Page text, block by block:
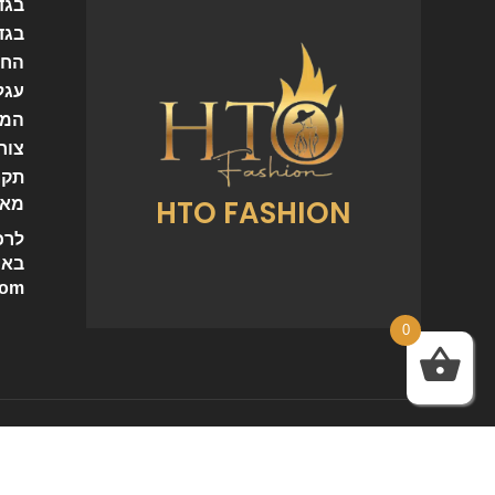
HTO FASHION
0